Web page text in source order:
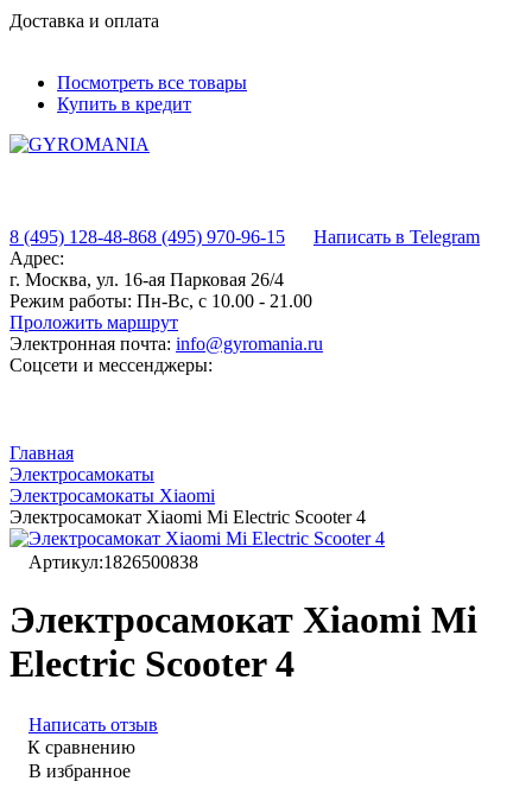
Доставка и оплата
Посмотреть все товары
Купить в кредит
8 (495) 128-48-868 (495) 970-96-15
Написать в Telegram
Адрес:
г. Москва, ул. 16-ая Парковая 26/4
Режим работы: Пн-Вс, с 10.00 - 21.00
Проложить маршрут
Электронная почта: info@gyromania.ru
Соцсети и мессенджеры:
Главная
Электросамокаты
Электросамокаты Xiaomi
Электросамокат Xiaomi Mi Electric Scooter 4
Артикул:1826500838
Электросамокат Xiaomi Mi
Electric Scooter 4
Написать отзыв
К сравнению
В избранное